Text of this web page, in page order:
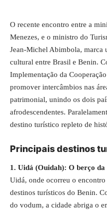
O recente encontro entre a
Menezes, e o ministro do
Jean-Michel Abimbola, marca
cultural entre Brasil e Benin.
Implementação da
promover intercâmbios nas
patrimonial, unindo os dois
afrodescendentes.
destino turístico repleto de
Principais destinos
1. Uidá (Ouidah): O berço
Uidá, onde ocorreu o
destinos turísticos do Benin.
do vodum, a cidade abriga o